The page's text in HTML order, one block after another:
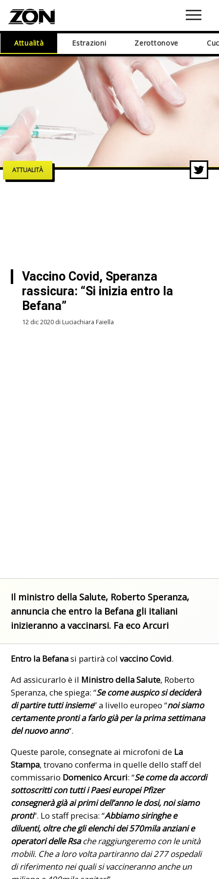
Attualità Estrazioni Zerottonove
ATTUALITÀ
Vaccino Covid, Speranza
rassicura: “Si inizia entro la
Befana”
12 dic 2020 di Luciachiara Faiella
Il ministro della Salute, Roberto Speranza,
annuncia che entro la Befana gli italiani
inizieranno a vaccinarsi. Fa eco Arcuri
Entro la Befanasi partirà colvaccino Covid.
Ad assicurarlo è il Ministro della Salute, Roberto
Speranza, che spiega: “Se come auspico si deciderà
di partire tutti insieme” a livello europeo “noi siamo
certamente pronti a farlo già per la prima settimana
del nuovo anno“.
Queste parole, consegnate ai microfoni de La
Stampa, trovano conferma in quelle dello staff del
commissario Domenico Arcuri: “Se come da accordi
sottoscritti con tutti i Paesi europei Pfizer
consegnerà già ai primi dell’anno le dosi, noi siamo
pronti“. Lo staff precisa: “Abbiamo siringhe e
diluenti, oltre che gli elenchi dei 570mila anziani e
operatori delle Rsache raggiungeremo con le unità
mobili. Che a loro volta partiranno dai 277 ospedali
di riferimento nei quali si vaccineranno anche un